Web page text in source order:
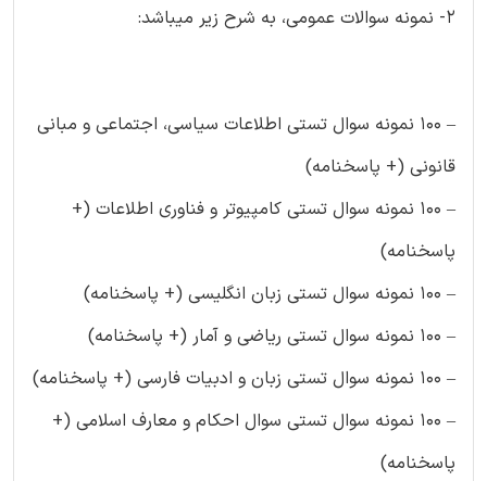
۲- نمونه سوالات عمومی، به شرح زیر میباشد:
– ۱۰۰ نمونه سوال تستی اطلاعات سیاسی، اجتماعی و مبانی
قانونی (+ پاسخنامه)
– ۱۰۰ نمونه سوال تستی کامپیوتر و فناوری اطلاعات (+
پاسخنامه)
– ۱۰۰ نمونه سوال تستی زبان انگلیسی (+ پاسخنامه)
– ۱۰۰ نمونه سوال تستی ریاضی و آمار (+ پاسخنامه)
– ۱۰۰ نمونه سوال تستی زبان و ادبیات فارسی (+ پاسخنامه)
– ۱۰۰ نمونه سوال تستی سوال احکام و معارف اسلامی (+
پاسخنامه)